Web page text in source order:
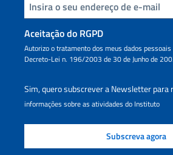
Inserisci la tua email
Aceitação do RGPD
Autorizo o tratamento dos meus dados pessoais
Decreto-Lei n. 196/2003 de 30 de Junho de
Sim, quero subscrever a Newsletter para
informações sobre as atividades do Instituto